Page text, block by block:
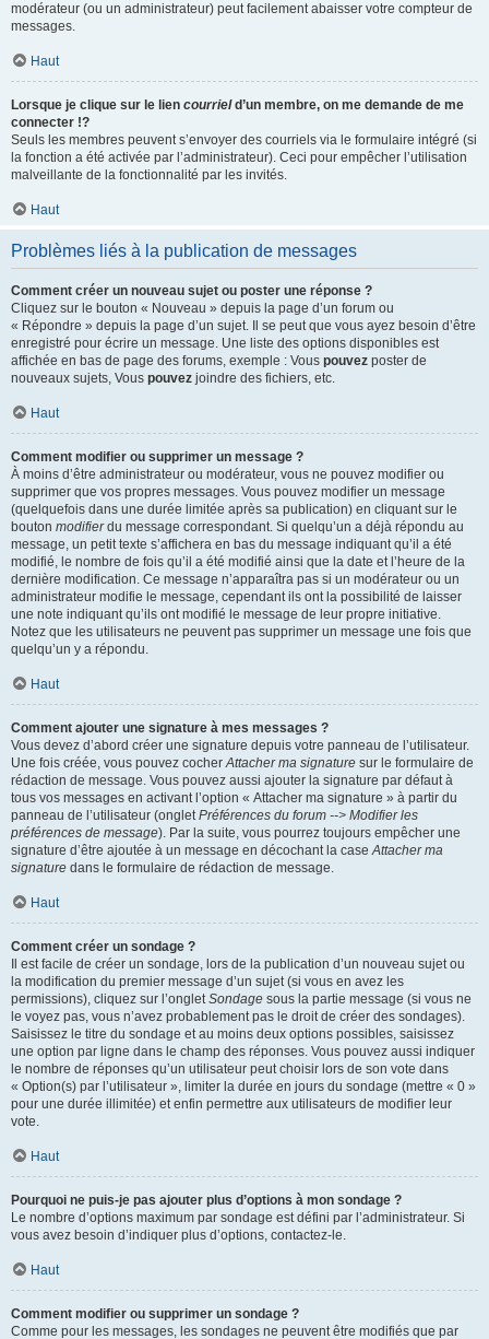
modérateur (ou un administrateur) peut facilement abaisser votre compteur de
messages.
Haut
Lorsque je clique sur le lien courrield’un membre, on me demande de me
connecter !?
Seuls les membres peuvent s’envoyer des courriels via le formulaire intégré (si
la fonction a été activée par l’administrateur). Ceci pour empêcher l’utilisation
malveillante de la fonctionnalité par les invités.
Haut
Problèmes liés à la publication de messages
Comment créer un nouveau sujet ou poster une réponse ?
Cliquez sur le bouton « Nouveau » depuis la page d’un forum ou
« Répondre » depuis la page d’un sujet. Il se peut que vous ayez besoin d’être
enregistré pour écrire un message. Une liste des options disponibles est
affichée en bas de page des forums, exemple : Vous pouvez poster de
nouveaux sujets, Vous pouvez joindre des fichiers, etc.
Haut
Comment modifier ou supprimer un message ?
À moins d’être administrateur ou modérateur, vous ne pouvez modifier ou
supprimer que vos propres messages. Vous pouvez modifier un message
(quelquefois dans une durée limitée après sa publication) en cliquant sur le
bouton modifierdu message correspondant. Si quelqu’un a déjà répondu au
message, un petit texte s’affichera en bas du message indiquant qu’il a été
modifié, le nombre de fois qu’il a été modifié ainsi que la date et l’heure de la
dernière modification. Ce message n’apparaîtra pas si un modérateur ou un
administrateur modifie le message, cependant ils ont la possibilité de laisser
une note indiquant qu’ils ont modifié le message de leur propre initiative.
Notez que les utilisateurs ne peuvent pas supprimer un message une fois que
quelqu’un y a répondu.
Haut
Comment ajouter une signature à mes messages ?
Vous devez d’abord créer une signature depuis votre panneau de l’utilisateur.
Une fois créée, vous pouvez cocherAttacher ma signature sur le formulaire de
rédaction de message. Vous pouvez aussi ajouter la signature par défaut à
tous vos messages en activant l’option « Attacher ma signature » à partir du
panneau de l’utilisateur (ongletPréférences du forum --> Modifier les
préférences de message). Par la suite, vous pourrez toujours empêcher une
signature d’être ajoutée à un message en décochant la caseAttacher ma
signature dans le formulaire de rédaction de message.
Haut
Comment créer un sondage ?
Il est facile de créer un sondage, lors de la publication d’un nouveau sujet ou
la modification du premier message d’un sujet (si vous en avez les
permissions), cliquez sur l’ongletSondage sous la partie message (si vous ne
le voyez pas, vous n’avez probablement pas le droit de créer des sondages).
Saisissez le titre du sondage et au moins deux options possibles, saisissez
une option par ligne dans le champ des réponses. Vous pouvez aussi indiquer
le nombre de réponses qu’un utilisateur peut choisir lors de son vote dans
« Option(s) par l’utilisateur », limiter la durée en jours du sondage (mettre « 0 »
pour une durée illimitée) et enfin permettre aux utilisateurs de modifier leur
vote.
Haut
Pourquoi ne puis-je pas ajouter plus d’options à mon sondage ?
Le nombre d’options maximum par sondage est défini par l’administrateur. Si
vous avez besoin d’indiquer plus d’options, contactez-le.
Haut
Comment modifier ou supprimer un sondage ?
Comme pour les messages, les sondages ne peuvent être modifiés que par